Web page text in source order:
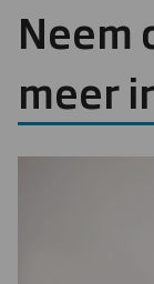
Neem
meer